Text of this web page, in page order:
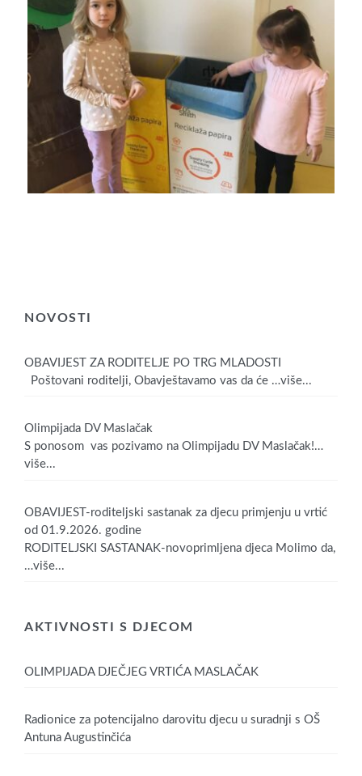
NOVOSTI
OBAVIJEST ZA RODITELJE PO TRG MLADOSTI
Poštovani roditelji, Obavještavamo vas da će …više...
Olimpijada DV Maslačak
S ponosom vas pozivamo na Olimpijadu DV Maslačak!…
više...
OBAVIJEST-roditeljski sastanak za djecu primjenju u vrtić
od 01.9.2026. godine
RODITELJSKI SASTANAK-novoprimljena djeca Molimo da,
…više...
AKTIVNOSTI S DJECOM
OLIMPIJADA DJEČJEG VRTIĆA MASLAČAK
Radionice za potencijalno darovitu djecu u suradnji s OŠ
Antuna Augustinčića